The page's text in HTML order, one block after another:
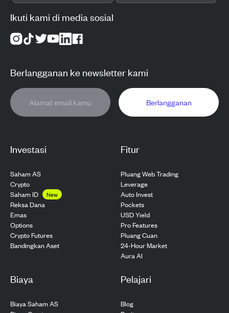
Investasi
Saham AS
Crypto
Saham ID
New
Reksa Dana
Emas
Options
Crypto Futures
Bandingkan Aset
Fitur
Pluang Web Trading
Leverage
Auto Invest
Pockets
USD Yield
Pro Features
Pluang Cuan
24-Hour Market
Aura AI
Biaya
Biaya Saham AS
Pelajari
Blog
Ikuti kami di media sosial
Berlangganan ke newsletter kami
Berlangganan